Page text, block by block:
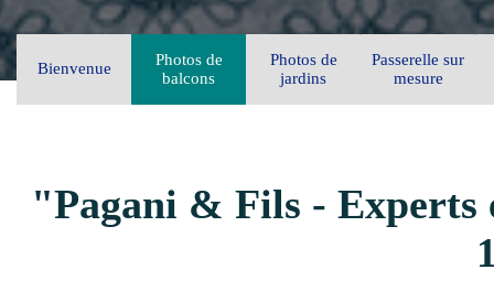
Bienvenue
Photos de
balcons
Photos de
jardins
Passerelle sur
mesure
"Pagani & Fils - Experts